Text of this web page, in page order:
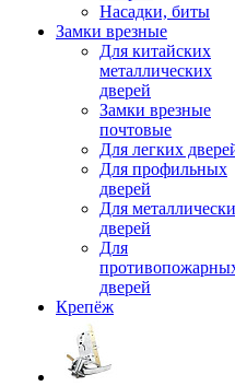
Насадки, биты
Замки врезные
Для китайских
металлических
дверей
Замки врезные
почтовые
Для легких
Для профильных
дверей
Для
дверей
Для
дверей
Крепёж